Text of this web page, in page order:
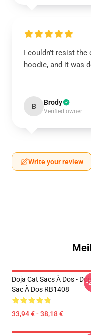
I couldn’t resist
hoodie, and it was
B Brody
Verified owner
Write your review
Doja Cat Sacs À Dos -
Sac À Dos RB1408
33,94 € - 38,18 €
-